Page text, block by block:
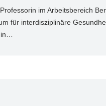
im Arbeitsbereich
für interdisziplinäre